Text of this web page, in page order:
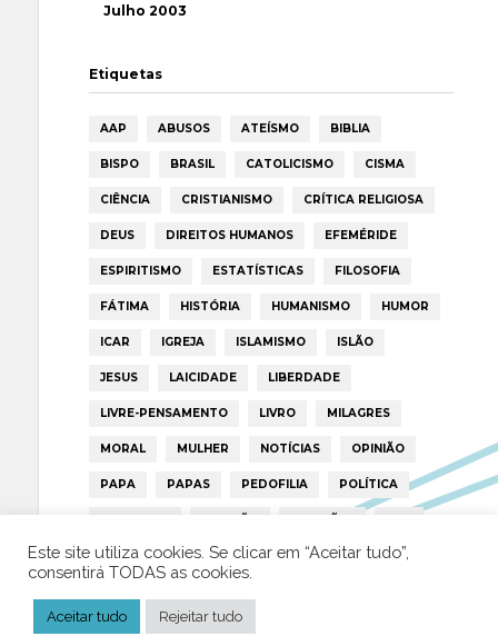
Julho 2003
Etiquetas
AAP ABUSOS ATEÍSMO BIBLIA
BISPO BRASIL CATOLICISMO CISMA
CIÊNCIA CRISTIANISMO CRÍTICA RELIGIOSA
DEUS DIREITOS HUMANOS EFEMÉRIDE
ESPIRITISMO ESTATÍSTICAS FILOSOFIA
FÁTIMA HISTÓRIA HUMANISMO HUMOR
ICAR IGREJA ISLAMISMO ISLÃO
JESUS LAICIDADE LIBERDADE
LIVRE-PENSAMENTO LIVRO MILAGRES
MORAL MULHER NOTÍCIAS OPINIÃO
PAPA PAPAS PEDOFILIA POLÍTICA
PORTUGAL RELIGIÃO RELIGIÕES RTP
TRUMP VATICANO
Este site utiliza cookies. Se clicar em “Aceitar tudo”,
consentirá TODAS as cookies.
Aceitar tudo Rejeitar tudo